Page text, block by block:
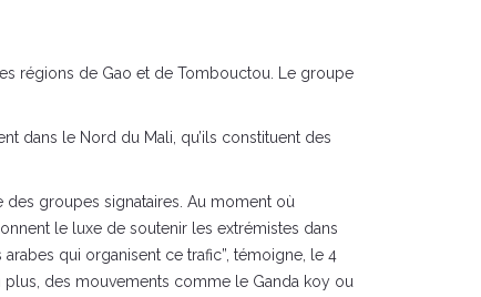
régions de Gao et de Tombouctou. Le groupe
dans le Nord du Mali, qu’ils constituent des
des groupes signataires. Au moment où
le luxe de soutenir les extrémistes dans
qui organisent ce trafic”, témoigne, le 4
plus, des mouvements comme le Ganda koy ou